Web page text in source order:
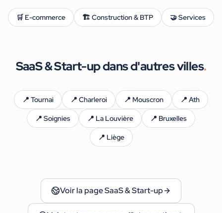
🛒 E-commerce 🏗️ Construction & BTP 🤝Services
SaaS & Start-updans d'autres villes.
📍 Tournai 📍 Charleroi 📍 Mouscron 📍 Ath
📍 Soignies 📍 La Louvière 📍 Bruxelles
📍 Liège
Voir la pageSaaS & Start-up